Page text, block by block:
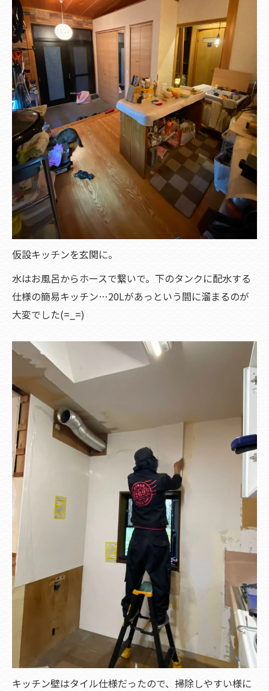
仮設キッチンを玄関に。
水はお風呂からホースで繋いで。下のタンクに配水する
仕様の簡易キッチン…20Lがあっという間に溜まるのが
大変でした(=_=)
キッチン壁はタイル仕様だったので、掃除しやすい様に